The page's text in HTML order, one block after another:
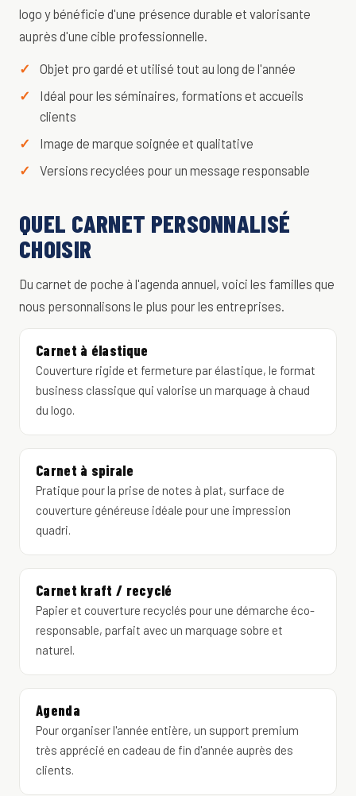
logo y bénéficie d'une présence durable et valorisante
auprès d'une cible professionnelle.
Objet pro gardé et utilisé tout au long de l'année
Idéal pour les séminaires, formations et accueils
clients
Image de marque soignée et qualitative
Versions recyclées pour un message responsable
QUEL CARNET PERSONNALISÉ
CHOISIR
Du carnet de poche à l'agenda annuel, voici les familles que
nous personnalisons le plus pour les entreprises.
Carnet à élastique
Couverture rigide et fermeture par élastique, le format
business classique qui valorise un marquage à chaud
du logo.
Carnet à spirale
Pratique pour la prise de notes à plat, surface de
couverture généreuse idéale pour une impression
quadri.
Carnet kraft / recyclé
Papier et couverture recyclés pour une démarche éco-
responsable, parfait avec un marquage sobre et
naturel.
Agenda
Pour organiser l'année entière, un support premium
très apprécié en cadeau de fin d'année auprès des
clients.